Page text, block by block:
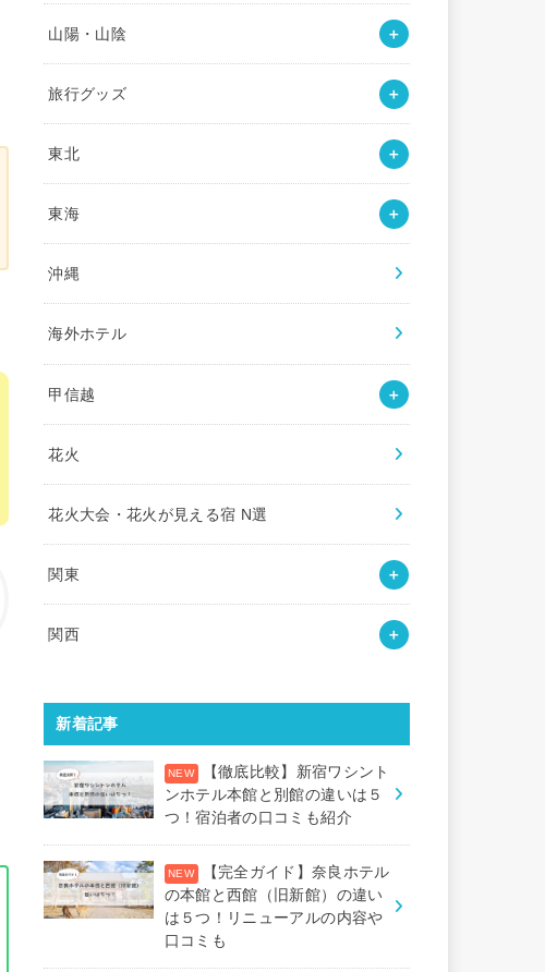
山陽・山陰
旅行グッズ
東北
東海
沖縄
海外ホテル
甲信越
花火
花火大会・花火が見える宿 N選
関東
関西
新着記事
【徹底比較】新宿ワシント
ンホテル本館と別館の違いは５
つ！宿泊者の口コミも紹介
【完全ガイド】奈良ホテル
の本館と西館（旧新館）の違い
は５つ！リニューアルの内容や
口コミも